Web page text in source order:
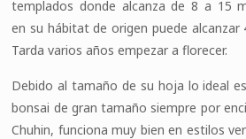
templados donde alcanza de 8 a 15
en su hábitat de origen puede alcanzar
Tarda varios años empezar a florecer.
Debido al tamaño de su hoja lo ideal
bonsai de gran tamaño siempre por
Chuhin, funciona muy bien en estilos